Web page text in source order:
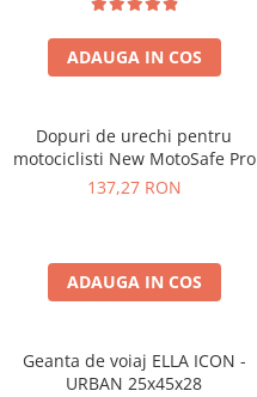
ADAUGA IN COS
Dopuri de urechi pentru
motociclisti New MotoSafe Pro
137,27 RON
ADAUGA IN COS
Geanta de voiaj ELLA ICON -
URBAN 25x45x28